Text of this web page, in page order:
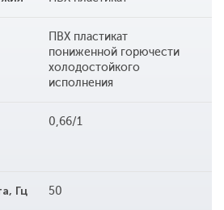
ПВХ пластикат
пониженной горючести
холодостойкого
исполнения
0,66/1
Гц 50